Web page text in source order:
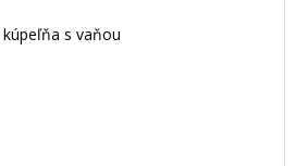
kúpeľňa s vaňou